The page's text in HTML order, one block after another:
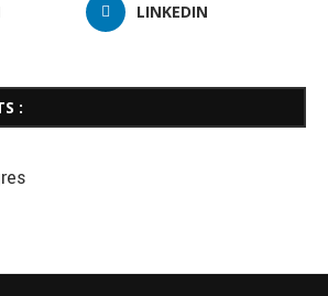
LINKEDIN
: